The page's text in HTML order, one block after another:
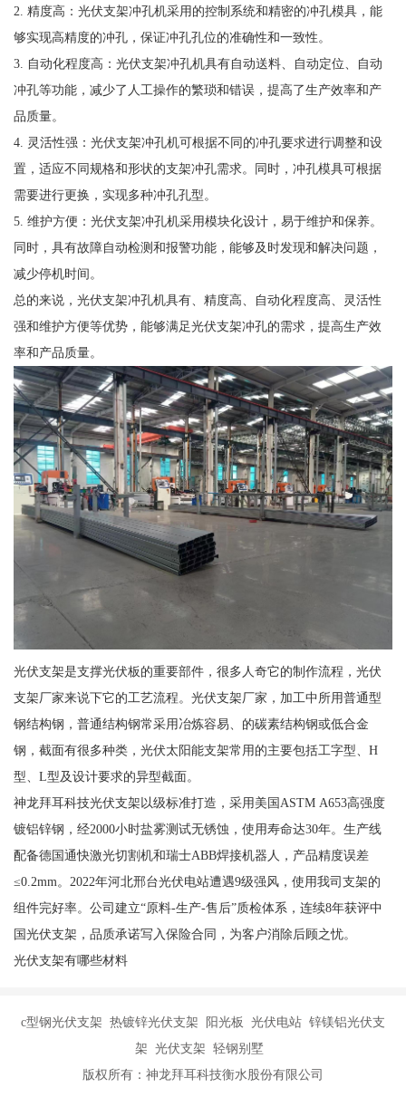
2. 精度高：光伏支架冲孔机采用的控制系统和精密的冲孔模具，能
够实现高精度的冲孔，保证冲孔孔位的准确性和一致性。
3. 自动化程度高：光伏支架冲孔机具有自动送料、自动定位、自动
冲孔等功能，减少了人工操作的繁琐和错误，提高了生产效率和产
品质量。
4. 灵活性强：光伏支架冲孔机可根据不同的冲孔要求进行调整和设
置，适应不同规格和形状的支架冲孔需求。同时，冲孔模具可根据
需要进行更换，实现多种冲孔孔型。
5. 维护方便：光伏支架冲孔机采用模块化设计，易于维护和保养。
同时，具有故障自动检测和报警功能，能够及时发现和解决问题，
减少停机时间。
总的来说，光伏支架冲孔机具有、精度高、自动化程度高、灵活性
强和维护方便等优势，能够满足光伏支架冲孔的需求，提高生产效
率和产品质量。
光伏支架是支撑光伏板的重要部件，很多人奇它的制作流程，光伏
支架厂家来说下它的工艺流程。光伏支架厂家，加工中所用普通型
钢结构钢，普通结构钢常采用冶炼容易、的碳素结构钢或低合金
钢，截面有很多种类，光伏太阳能支架常用的主要包括工字型、H
型、L型及设计要求的异型截面。
神龙拜耳科技光伏支架以级标准打造，采用美国ASTM A653高强度
镀铝锌钢，经2000小时盐雾测试无锈蚀，使用寿命达30年。生产线
配备德国通快激光切割机和瑞士ABB焊接机器人，产品精度误差
≤0.2mm。2022年河北邢台光伏电站遭遇9级强风，使用我司支架的
组件完好率。公司建立“原料-生产-售后”质检体系，连续8年获评中
国光伏支架，品质承诺写入保险合同，为客户消除后顾之忧。
光伏支架有哪些材料
c型钢光伏支架 热镀锌光伏支架 阳光板 光伏电站 锌镁铝光伏支
架 光伏支架 轻钢别墅
版权所有：神龙拜耳科技衡水股份有限公司